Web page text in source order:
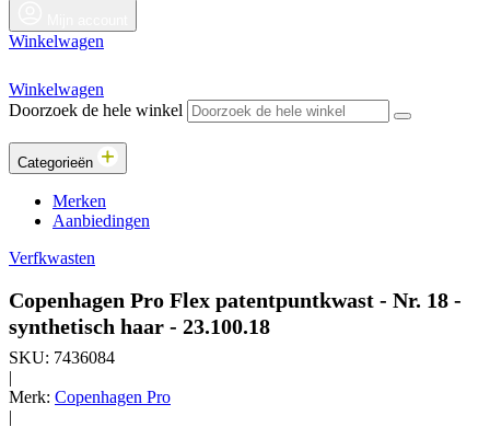
Winkelwagen
Winkelwagen
Doorzoek de hele winkel
Categorieën
Merken
Aanbiedingen
Verfkwasten
Copenhagen Pro Flex patentpuntkwast - Nr. 18 -
synthetisch haar - 23.100.18
SKU: 7436084
|
Merk: Copenhagen Pro
|